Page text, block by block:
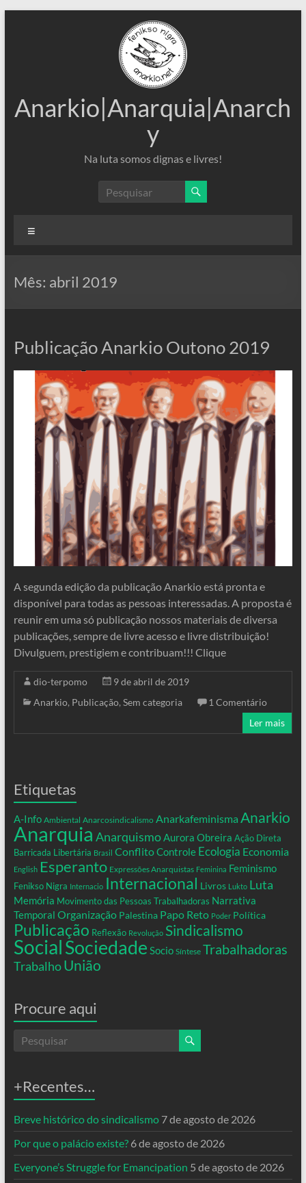
Anarkio|Anarquia|Anarch
y
Na luta somos dignas e livres!
Mês: abril 2019
Publicação Anarkio Outono 2019
A segunda edição da publicação Anarkio está pronta e
disponível para todas as pessoas interessadas. A proposta é
reunir em uma só publicação nossos materiais de diversa
publicações, sempre de livre acesso e livre distribuição!
Divulguem, prestigiem e contribuam!!! Clique
dio-terpomo
9 de abril de 2019
Anarkio, Publicação, Sem categoria
1 Comentário
Ler mais
Etiquetas
A-Info Ambiental Anarcosindicalismo Anarkafeminisma Anarkio
Anarquia AnarquismoAurora Obreira Ação Direta
Barricada Libertária Brasil ConflitoControle Ecologia Economia
English Esperanto Expressões Anarquistas Feminina Feminismo
Fenikso Nigra Internacio Internacional Livros Lukto Luta
Memória Movimento das Pessoas Trabalhadoras Narrativa
Temporal Organização Palestina Papo Reto Poder Política
Publicação Reflexão Revolução Sindicalismo
SocialSociedade Socio Síntese Trabalhadoras
Trabalho União
Procure aqui
+Recentes…
Breve histórico do sindicalismo 7 de agosto de 2026
Por que o palácio existe? 6 de agosto de 2026
Everyone’s Struggle for Emancipation 5 de agosto de 2026